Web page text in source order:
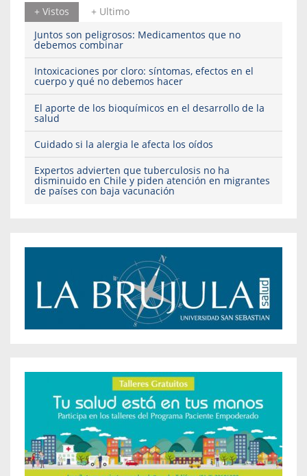
+ Vistos
+ Ultimo
Juntos son peligrosos: Medicamentos que no
debemos combinar
Intoxicaciones por cloro: síntomas, efectos en el
cuerpo y qué no debemos hacer
El aporte de los bioquímicos en el desarrollo de la
salud
Cuidado si la alergia le afecta los oídos
Expertos advierten que tuberculosis no ha
disminuido en Chile y piden atención en migrantes
de países con baja vacunación